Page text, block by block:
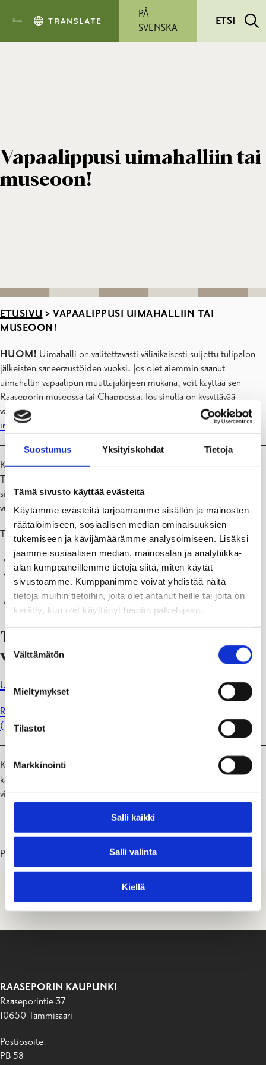
Suostumus Yksityiskohdat Tietoja
Tämä sivusto käyttää evästeitä
Käytämme evästeitä tarjoamamme sisällön ja mainosten
räätälöimiseen, sosiaalisen median ominaisuuksien
tukemiseen ja kävijämäärämme analysoimiseen. Lisäksi
jaamme sosiaalisen median, mainosalan ja analytiikka-
alan kumppaneillemme tietoja siitä, miten käytät
sivustoamme. Kumppanimme voivat yhdistää näitä
tietoja muihin tietoihin, joita olet antanut heille tai joita on
kerätty, kun olet käyttänyt heidän palvelujaan.
Suostumuksen
valinta
Välttämätön
Mieltymykset
Tilastot
Markkinointi
Salli kaikki
Salli valinta
Kiellä
PÅ
SVENSKA
ETSI
Vapaalippusi uimahalliin tai
museoon!
ETUSIVU > VAPAALIPPUSI UIMAHALLIIN TAI
MUSEOON!
HUOM! Uimahalli on valitettavasti väliaikaisesti suljettu tulipalon
jälkeisten saneeraustöiden vuoksi. Jos olet aiemmin saanut
uimahallin vapaalipun muuttajakirjeen mukana, voit käyttää sen
Raaseporin museossa tai Chappessa. Jos sinulla on kysyttävää
vapaalipun käytöstä, ota yhteyttä osoitteeseen
information@raseborg.fi
Kirjeessä mukana oleva vapaalippu oikeuttaa yhteen vierailuun joko
Tammisaaren uimahallissa tai Raaseporin museossa ja Chappessa
sinulle ja kotitaloudellesi. Vapaalippu on voimassa 12 kuukautta (1
vuoden) vapaalipun päivämääräleimasta.
Tee näin:
Leikkaa vapaalippu kirjeestä. (Huom! Kopio ei kelpaa!)
Anna lippu joko uimahallin tai museon kassalle. Kassa ottaa
vastaan vapaalippusi ja vaihtaa sen sisäänpääsylippuun.
Nauti vierailustasi!
Tarkista aukioloajat ennen
vierailuasi!
Uimahallin aukioloajat löydät tästä (sisäinen linkki)
Raaseporin museon ja Chappen aukioloajat taas löytyvät tästä
(ulkoinen linkki.)
Kysymyksiä vapaalipusta tai saamastasi kirjeestä? Ota yhteyttä
kaupungin viestintään tiedotus@raasepori.fi tai suoraan
viestintäpäällikköPetra Louhimieheen(019 289 2112).
Päivitetty: 25.06.26
RAASEPORIN KAUPUNKI
Raaseporintie 37
10650 Tammisaari
Postiosoite:
PB 58